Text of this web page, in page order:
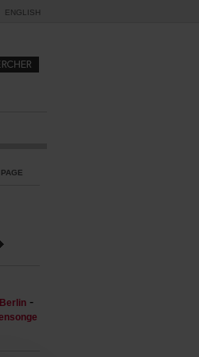
ENGLISH
Berlin-